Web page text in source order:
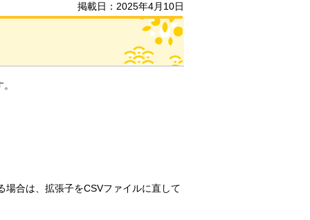
掲載日：2025年4月10日
合は、拡張子をCSVファイルに直して